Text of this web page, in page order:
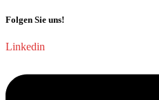
Folgen Sie uns!
Linkedin